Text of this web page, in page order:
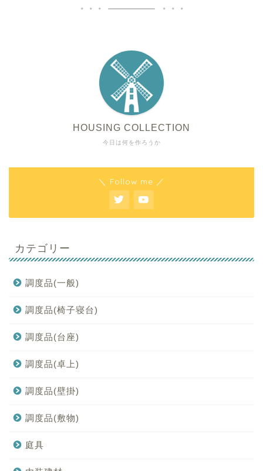
今日は何を作ろうか
HOUSING COLLECTION
＼ Follow me ／
カテゴリー
調度品(一般)
調度品(椅子寝台)
調度品(台座)
調度品(卓上)
調度品(壁掛)
調度品(敷物)
庭具